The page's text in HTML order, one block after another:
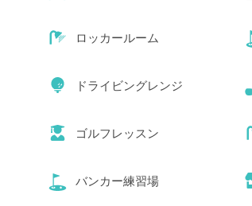
ロッカールーム
ドライビングレンジ
ゴルフレッスン
バンカー練習場